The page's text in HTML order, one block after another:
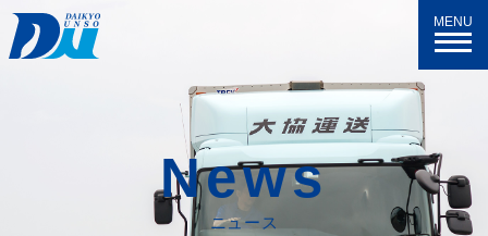
MENU
News
ニュース